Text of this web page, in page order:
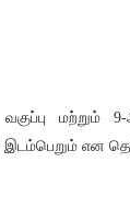
மற்றும் 9-
இடம்பெறும் என